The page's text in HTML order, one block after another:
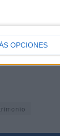
OPCIONES